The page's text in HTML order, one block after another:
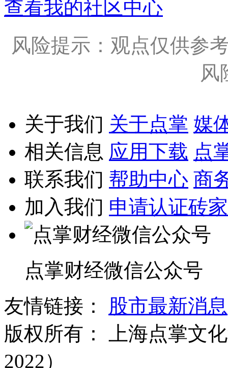
查看我的社区中心
风险提示：观点仅供参
风
关于我们 关于点掌 媒
相关信息 应用下载 点
联系我们 帮助中心 商
加入我们 申请认证砖家
点掌财经微信公众号
友情链接：
股市最新消息
版权所有：
上海点掌文
2022）